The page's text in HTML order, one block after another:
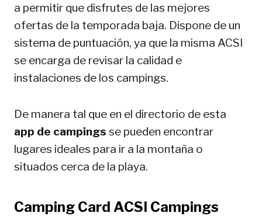
a permitir que disfrutes de las mejores
ofertas de la temporada baja. Dispone de un
sistema de puntuación, ya que la misma ACSI
se encarga de revisar la calidad e
instalaciones de los campings.
De manera tal que en el directorio de esta
app de campings se pueden encontrar
lugares ideales para ir a la montaña o
situados cerca de la playa.
Camping Card ACSI Campings